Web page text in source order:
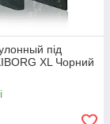
під
XL Чорний